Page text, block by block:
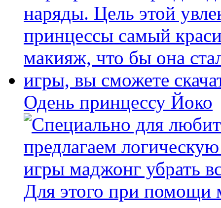
Одень принцессу Йоко